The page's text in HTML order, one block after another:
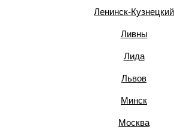
Ленинск-Кузнецкий
Ливны
Лида
Львов
Минск
Москва